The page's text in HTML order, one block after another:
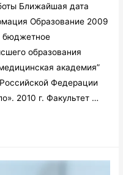
Ближайшая дата
Образование 2009
бюджетное
образования
академия”
Федерации
2010 г. Факультет …